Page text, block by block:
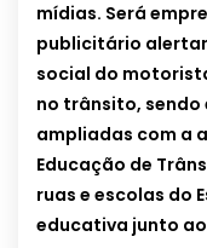
mídias. Será
publicitário
social do
no trânsito,
ampliadas com a
Educação de
ruas e escolas do
educativa junto